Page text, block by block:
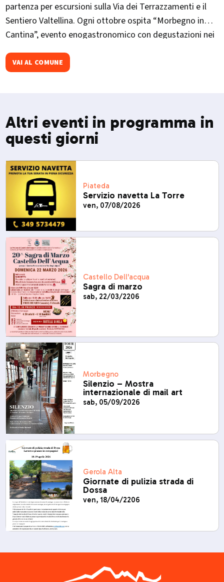
partenza per escursioni sulla Via dei Terrazzamenti e il
Sentiero Valtellina. Ogni ottobre ospita “Morbegno in
Cantina”, evento enogastronomico con degustazioni nei
VAI AL COMUNE
Altri eventi in programma in
questi giorni
Piateda
Servizio navetta La Torre
ven, 07/08/2026
Castello Dell'acqua
Sagra di marzo
sab, 22/03/2206
Morbegno
Silenzio – Mostra
internazionale di mail art
sab, 05/09/2026
Gerola Alta
Giornate di pulizia strada di
Dossa
ven, 18/04/2206